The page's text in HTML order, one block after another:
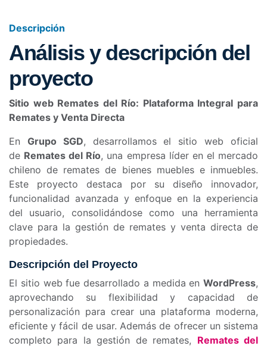
Descripción
Análisis y descripción del
proyecto
Sitio web Remates del Río: Plataforma Integral para
Remates y Venta Directa
En Grupo SGD, desarrollamos el sitio web oficial
de Remates del Río, una empresa líder en el mercado
chileno de remates de bienes muebles e inmuebles.
Este proyecto destaca por su diseño innovador,
funcionalidad avanzada y enfoque en la experiencia
del usuario, consolidándose como una herramienta
clave para la gestión de remates y venta directa de
propiedades.
Descripción del Proyecto
El sitio web fue desarrollado a medida en WordPress,
aprovechando su flexibilidad y capacidad de
personalización para crear una plataforma moderna,
eficiente y fácil de usar. Además de ofrecer un sistema
completo para la gestión de remates, Remates del